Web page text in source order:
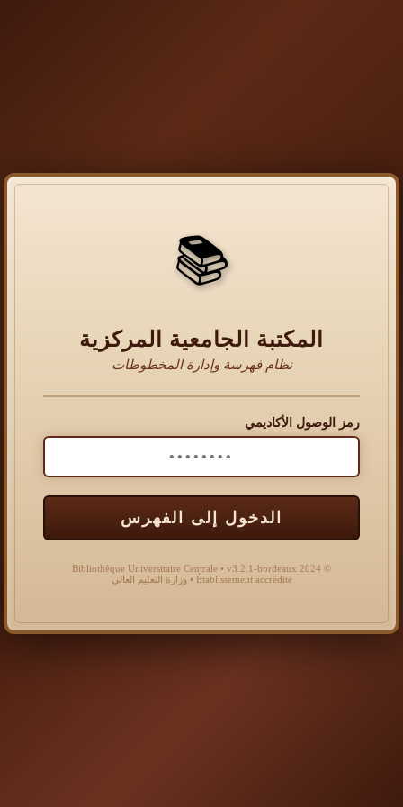
📚
المكتبة الجامعية المركزية
نظام فهرسة وإدارة المخطوطات
رمز الوصول الأكاديمي
الدخول إلى الفهرس
© 2024 Bibliothèque Universitaire Centrale • v3.2.1-bordeaux
Établissement accrédité • وزارة التعليم العالي